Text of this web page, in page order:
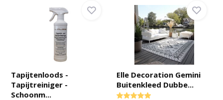
Tapijtenloods -
Tapijtreiniger -
Schoonm...
Elle Decoration Gemini
Buitenkleed Dubbe...